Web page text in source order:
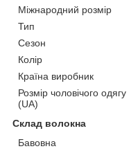
Міжнародний розмір
Тип
Сезон
Колір
Країна виробник
Розмір чоловічого одягу
(UA)
Склад волокна
Бавовна